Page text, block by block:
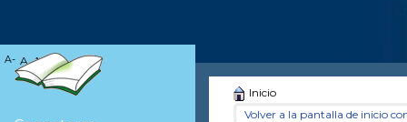
Inicio
Volver a la pantalla de inicio
A- A A+